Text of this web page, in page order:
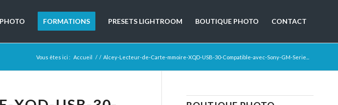
FORMATIONS PRESETS LIGHTROOM BOUTIQUE PHOTO CONTACT
Vous êtes ici : Accueil / / Alcey-Lecteur-de-Carte-mmoire-XQD-USB-30-Compatible-avec-Sony-GM-Serie...